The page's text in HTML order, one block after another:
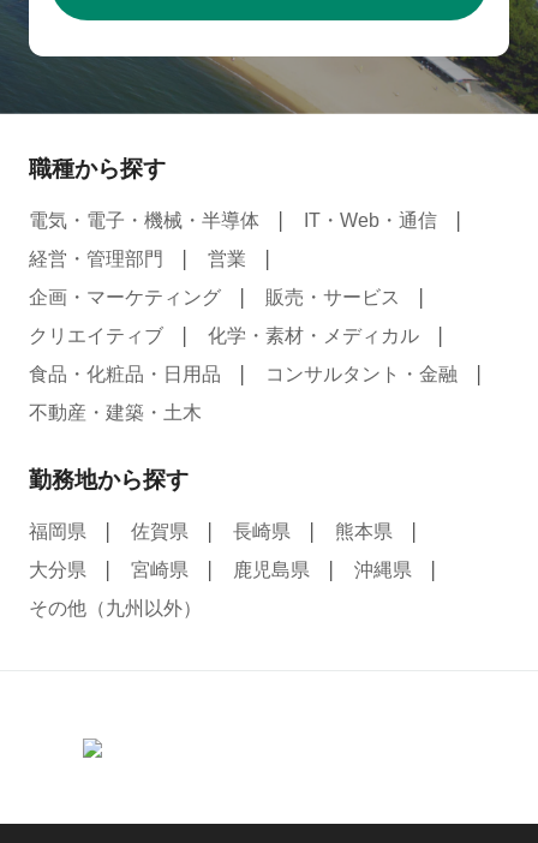
職種から探す
電気・電子・機械・半導体
IT・Web・通信
経営・管理部門
営業
企画・マーケティング
販売・サービス
クリエイティブ
化学・素材・メディカル
食品・化粧品・日用品
コンサルタント・金融
不動産・建築・土木
勤務地から探す
福岡県 佐賀県 長崎県
熊本県
大分県
宮崎県 鹿児島県
沖縄県
その他（九州以外）